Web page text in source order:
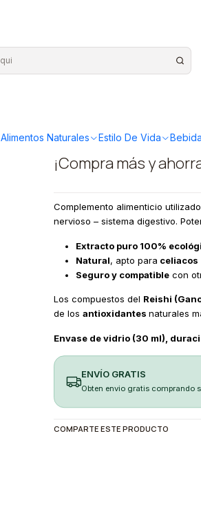
Alimentos Naturales Estilo De Vida
30ml
¡Compra más y
Complemento alimenticio
nervioso – sistema digestivo.
Extracto puro 100%
Natural, apto para celiacos
Seguro y compatiblecon
Los compuestos del Reishi
de los antioxidantes naturales
Envase de vidrio (30 ml),
ENVÍO GRATIS
Obten envio gratis comprando
COMPARTE ESTE PRODUCTO